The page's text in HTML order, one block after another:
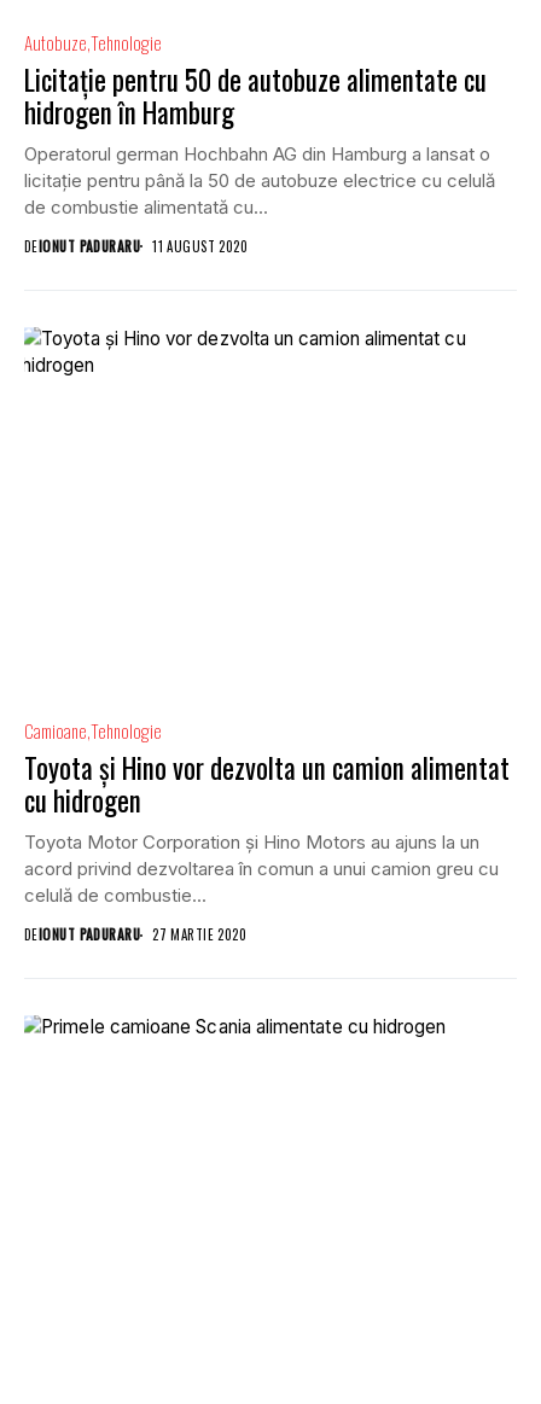
AutobuzeTehnologie
Licitație pentru 50 de autobuze alimentate cu
hidrogen în Hamburg
Operatorul german Hochbahn AG din Hamburg a lansat o
licitație pentru până la 50 de autobuze electrice cu celulă
de combustie alimentată cu...
DEIONUT PADURARU 11 AUGUST 2020
CamioaneTehnologie
Toyota și Hino vor dezvolta un camion alimentat
cu hidrogen
Toyota Motor Corporation și Hino Motors au ajuns la un
acord privind dezvoltarea în comun a unui camion greu cu
celulă de combustie...
DEIONUT PADURARU 27 MARTIE 2020